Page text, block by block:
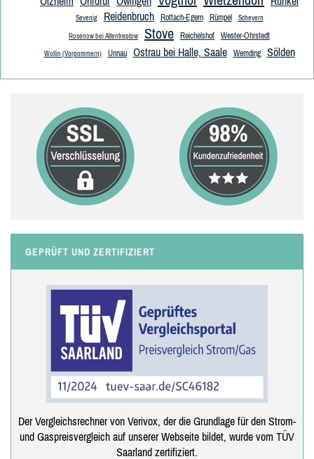
Sevenig Reidenbruch Rottach-Egern Rümpel Scheyern
Rosenow bei Altentreptow Stove Reichelshof Wester-Ohrstedt
Wollin (Vorpommern) Unnau Ostrau bei Halle, Saale Wemding Sölden
GEPRÜFT UND ZERTIFIZIERT
Der Vergleichsrechner von Verivox, der die Grundlage für den Strom-
und Gaspreisvergleich auf unserer Webseite bildet, wurde vom TÜV
Saarland zertifiziert.